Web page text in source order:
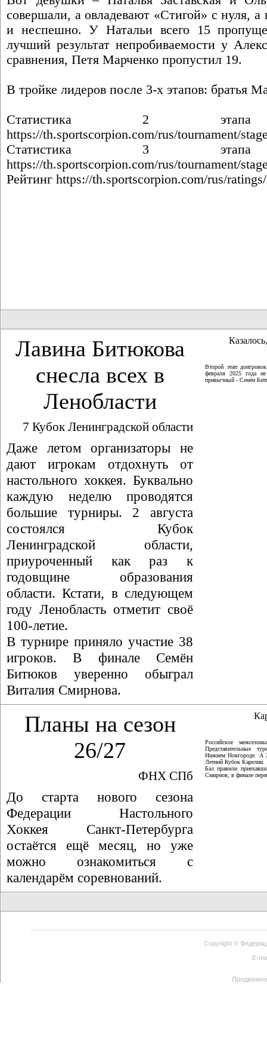
совершали, а овладевают «Стигой» с нуля, а
и неспешно. У Натальи всего 15
лучший результат непробиваемости у
сравнения, Петя Марченко пропустил 19.
В тройке лидеров после 3-х этапов: братья
Статистика 2
https://th.sportscorpion.com/rus/tournament/
Статистика 3
https://th.sportscorpion.com/rus/tournament/
Рейтинг https://th.sportscorpion.com/rus/
Лавина Битюкова
снесла всех в
Ленобласти
7 Кубок Ленинградской области
Даже летом организаторы не
дают игрокам отдохнуть от
настольного хоккея. Буквально
каждую неделю проводятся
большие турниры. 2 августа
состоялся Кубок
Ленинградской области,
приуроченный как раз к
годовщине образования
области. Кстати, в следующем
году Ленобласть отметит своё
100-летие.
В турнире приняло участие 38
игроков. В финале Семён
Битюков уверенно обыграл
Виталия Смирнова.
Второй этап
февраля 2025 года
привычный - Семён
Планы на сезон
26/27
ФНХ СПб
До старта нового сезона
Федерации Настольного
Хоккея Санкт-Петербурга
остаётся ещё месяц, но уже
можно ознакомиться с
календарём соревнований.
Российское
Представительные
Нижнем Новгороде. А
Летний Кубок Карелии.
Бал правили
Смирнов, в финале
Copyright ©
E-